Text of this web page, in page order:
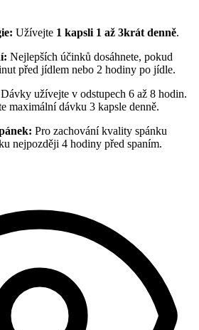
Užívejte 1 kapsli 1 až 3krát denně.
Nejlepších účinků dosáhnete, pokud
před jídlem nebo 2 hodiny po jídle.
Dávky užívejte v odstupech 6 až 8 hodin.
maximální dávku 3 kapsle denně.
Pro zachování kvality spánku
nejpozději 4 hodiny před spaním.